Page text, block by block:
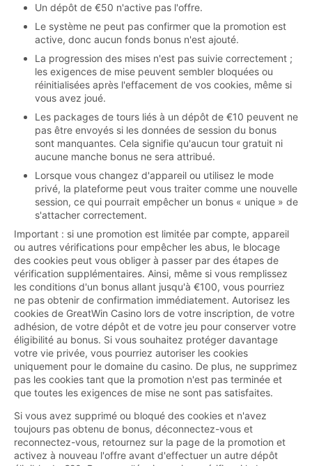
Un dépôt de €50 n'active pas l'offre.
Le système ne peut pas confirmer que la promotion est
active, donc aucun fonds bonus n'est ajouté.
La progression des mises n'est pas suivie correctement ;
les exigences de mise peuvent sembler bloquées ou
réinitialisées après l'effacement de vos cookies, même si
vous avez joué.
Les packages de tours liés à un dépôt de €10 peuvent ne
pas être envoyés si les données de session du bonus
sont manquantes. Cela signifie qu'aucun tour gratuit ni
aucune manche bonus ne sera attribué.
Lorsque vous changez d'appareil ou utilisez le mode
privé, la plateforme peut vous traiter comme une nouvelle
session, ce qui pourrait empêcher un bonus « unique » de
s'attacher correctement.
Important : si une promotion est limitée par compte, appareil
ou autres vérifications pour empêcher les abus, le blocage
des cookies peut vous obliger à passer par des étapes de
vérification supplémentaires. Ainsi, même si vous remplissez
les conditions d'un bonus allant jusqu'à €100, vous pourriez
ne pas obtenir de confirmation immédiatement. Autorisez les
cookies de GreatWin Casino lors de votre inscription, de votre
adhésion, de votre dépôt et de votre jeu pour conserver votre
éligibilité au bonus. Si vous souhaitez protéger davantage
votre vie privée, vous pourriez autoriser les cookies
uniquement pour le domaine du casino. De plus, ne supprimez
pas les cookies tant que la promotion n'est pas terminée et
que toutes les exigences de mise ne sont pas satisfaites.
Si vous avez supprimé ou bloqué des cookies et n'avez
toujours pas obtenu de bonus, déconnectez-vous et
reconnectez-vous, retournez sur la page de la promotion et
activez à nouveau l'offre avant d'effectuer un autre dépôt